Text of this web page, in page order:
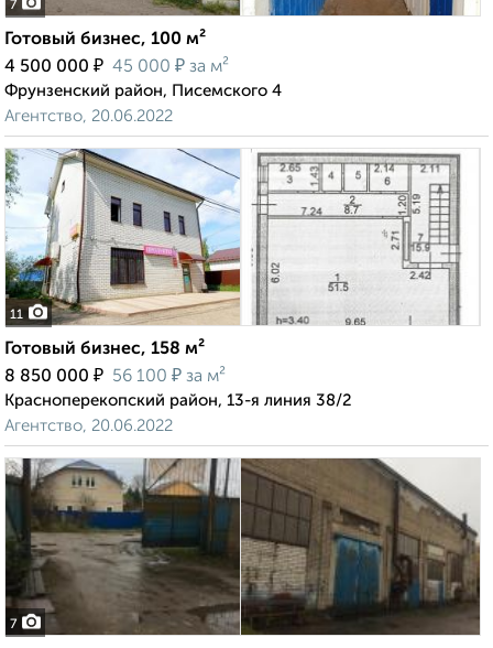
7
Готовый бизнес, 100 м²
4 500 000 ₽ 45 000 ₽ за м²
Фрунзенский район, Писемского 4
Агентство, 20.06.2022
11
Готовый бизнес, 158 м²
8 850 000 ₽ 56 100 ₽ за м²
Красноперекопский район, 13-я линия 38/2
Агентство, 20.06.2022
7